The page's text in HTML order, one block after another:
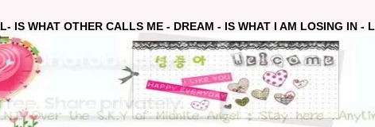
IS WHAT OTHER CALLS ME - DREAM - IS WHAT I AM LOSING IN -